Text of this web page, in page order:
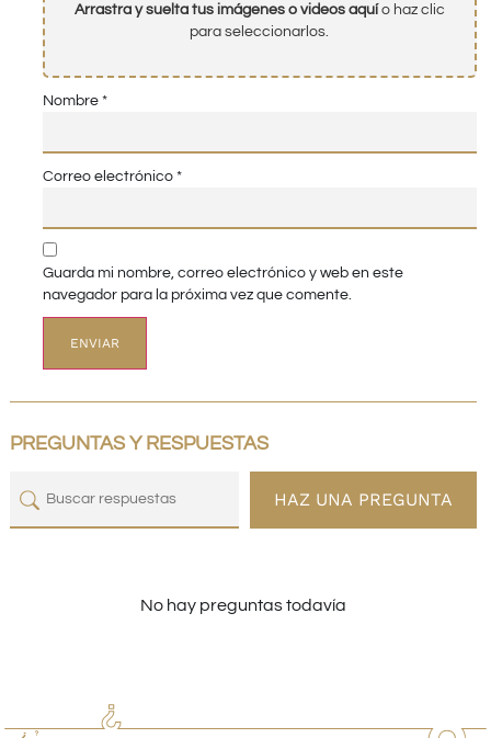
Arrastra y suelta tus imágenes o videos aquío haz clic
para seleccionarlos.
Nombre *
Correo electrónico *
Guarda mi nombre, correo electrónico y web en este
navegador para la próxima vez que comente.
PREGUNTAS Y RESPUESTAS
HAZ UNA PREGUNTA
No hay preguntas todavía